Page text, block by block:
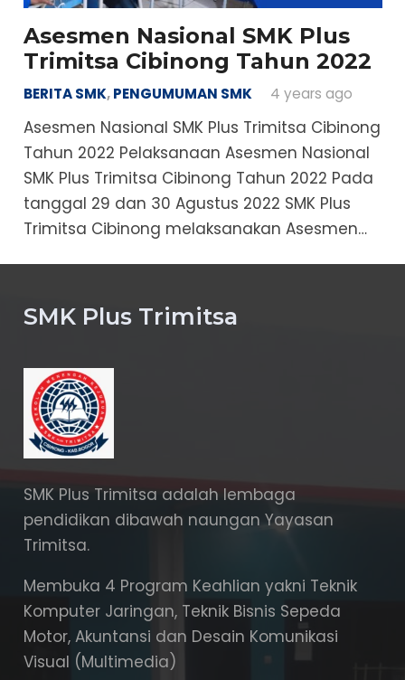
Asesmen Nasional SMK Plus
Trimitsa Cibinong Tahun 2022
BERITA SMK,PENGUMUMAN SMK 4 years ago
Asesmen Nasional SMK Plus Trimitsa Cibinong
Tahun 2022 Pelaksanaan Asesmen Nasional
SMK Plus Trimitsa Cibinong Tahun 2022 Pada
tanggal 29 dan 30 Agustus 2022 SMK Plus
Trimitsa Cibinong melaksanakan Asesmen…
SMK Plus Trimitsa
SMK Plus Trimitsa adalah lembaga
pendidikan dibawah naungan Yayasan
Trimitsa.
Membuka 4 Program Keahlian yakni Teknik
Komputer Jaringan, Teknik Bisnis Sepeda
Motor, Akuntansi dan Desain Komunikasi
Visual (Multimedia)